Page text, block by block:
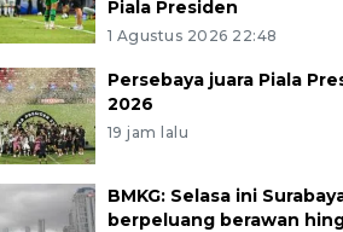
Piala Presiden
1 Agustus 2026 22:48
Persebaya juara Piala
2026
19 jam lalu
BMKG: Selasa ini
berpeluang berawan